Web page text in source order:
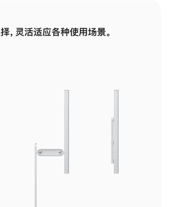
，灵活适应各种使用场景。